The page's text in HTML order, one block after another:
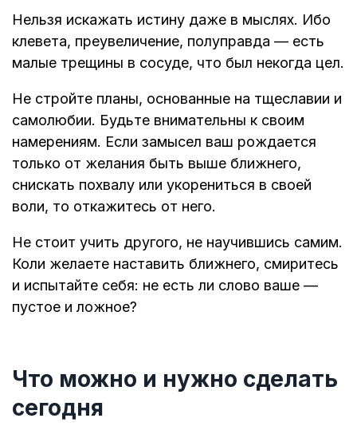
Нельзя искажать истину даже в мыслях. Ибо
клевета, преувеличение, полуправда — есть
малые трещины в сосуде, что был некогда цел.
Не стройте планы, основанные на тщеславии и
самолюбии. Будьте внимательны к своим
намерениям. Если замысел ваш рождается
только от желания быть выше ближнего,
снискать похвалу или укорениться в своей
воли, то откажитесь от него.
Не стоит учить другого, не научившись самим.
Коли желаете наставить ближнего, смиритесь
и испытайте себя: не есть ли слово ваше —
пустое и ложное?
Что можно и нужно сделать
сегодня